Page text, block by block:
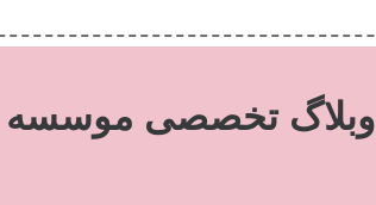
وبلاگ تخصصی موسسه